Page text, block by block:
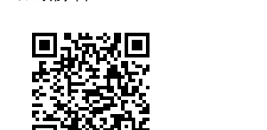
ョ
ン